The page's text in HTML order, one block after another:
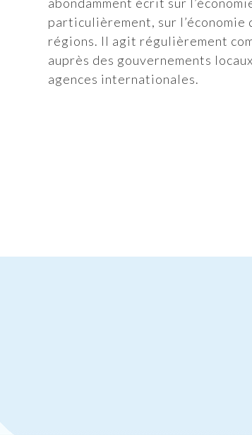
particulièrement, sur l’économie
régions. Il agit régulièrement
auprès des gouvernements
agences internationales.